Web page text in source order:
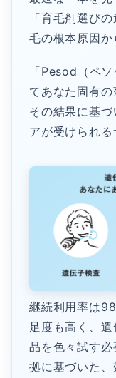
「育毛剤選び
毛の根本原因か
「Pesod（ペ
てあなた固有の
その結果に基
アが受けられる
継続利用率は
足度も高く、
品を色々試す
拠に基づいた、